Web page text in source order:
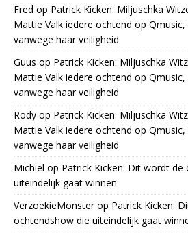
Fred op Patrick Kicken: Miljuschka
Mattie Valk iedere ochtend op
vanwege haar veiligheid
Guus op Patrick Kicken: Miljuschka
Mattie Valk iedere ochtend op
vanwege haar veiligheid
Rody op Patrick Kicken: Miljuschka
Mattie Valk iedere ochtend op
vanwege haar veiligheid
Michiel op Patrick Kicken: Dit wordt de
uiteindelijk gaat winnen
VerzoekieMonsterop Patrick Kicken:
ochtendshow die uiteindelijk gaat